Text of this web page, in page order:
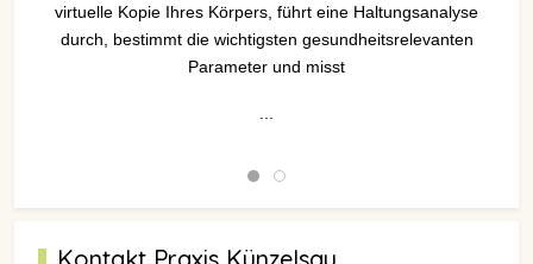
virtuelle Kopie Ihres Körpers, führt eine Haltungsanalyse
durch, bestimmt die wichtigsten gesundheitsrelevanten
Parameter und misst